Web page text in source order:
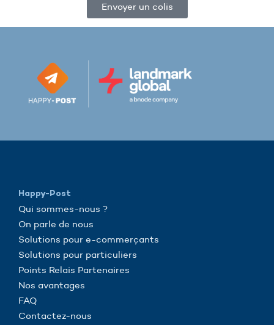
Envoyer un colis
Happy-Post
Qui sommes-nous ?
On parle de nous
Solutions pour e-commerçants
Solutions pour particuliers
Points Relais Partenaires
Nos avantages
FAQ
Contactez-nous